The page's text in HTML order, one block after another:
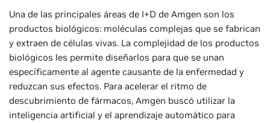
Una de las principales áreas de I+D de Amgen son los
productos biológicos: moléculas complejas que se fabrican
y extraen de células vivas. La complejidad de los productos
biológicos les permite diseñarlos para que se unan
específicamente al agente causante de la enfermedad y
reduzcan sus efectos. Para acelerar el ritmo de
descubrimiento de fármacos, Amgen buscó utilizar la
inteligencia artificial y el aprendizaje automático para